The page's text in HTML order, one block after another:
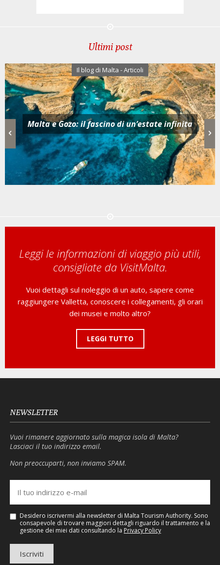
Ultimi post
infinita
Il blog di Malta - Articoli
Aperitivo al tramonto a Malta e
l’atmosfera che fa per
Leggi le informazioni di viaggio più utili,
consigliate da VisitMalta.
Vuoi dettagli sul noleggio di un auto, sapere come
raggiungere Valletta, conoscere i collegamenti, gli orari
dei musei e molto altro?
LEGGI TUTTO
NEWSLETTER
Vuoi rimanere aggiornato sulla magica isola di Malta?
Lasciaci il tuo indirizzo email.
Non preoccuparti, non inviamo SPAM.
Desidero iscrivermi alla newsletter di Malta Tourism Authority. Sono
consapevole di trovare maggiori dettagli riguardo il trattamento e la
gestione dei miei dati consultando la Privacy Policy
Iscriviti